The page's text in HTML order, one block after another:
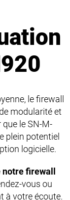
le firewall
modularité et
que le SN-M-
plein potentiel
logicielle.
firewall
vous ou
à votre écoute.